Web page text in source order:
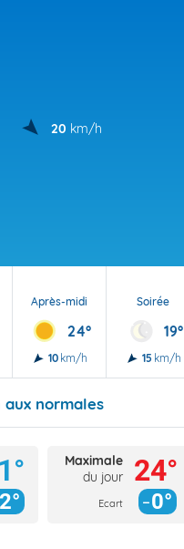
20 km/h
Après-midi
24°
10 km/h
Soirée
19°
15 km/h
aux normales
2°
Maximale
du jour
Ecart
24°
0°